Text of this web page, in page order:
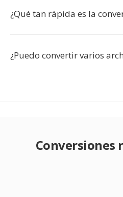
¿Qué tan rápida es la
¿Puedo convertir varios
Conversiones